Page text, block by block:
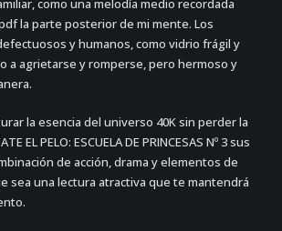
como una melodía medio recordada
la parte posterior de mi mente. Los
y humanos, como vidrio frágil y
a agrietarse y romperse, pero hermoso y
la esencia del universo 40K sin perder la
EL PELO: ESCUELA DE PRINCESAS Nº 3 sus
de acción, drama y elementos de
sea una lectura atractiva que te mantendrá